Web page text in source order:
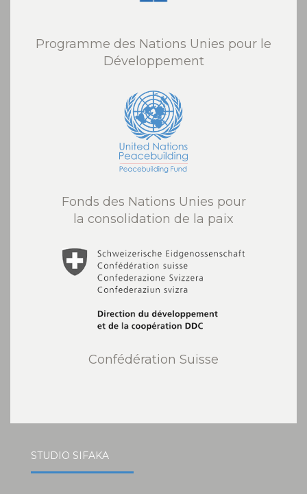
Programme des Nations Unies pour le
Développement
Fonds des Nations Unies pour
la consolidation de la paix
Confédération Suisse
STUDIO SIFAKA